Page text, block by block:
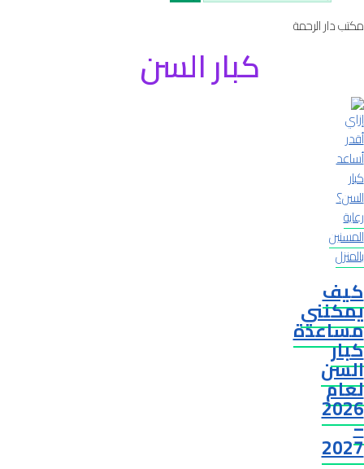
مكتب دار الرحمة
كبار السن
رعاية
المسنين
بالمنزل
كيف
يمكنني
مساعدة
كبار
السن
لعام
2026
–
2027